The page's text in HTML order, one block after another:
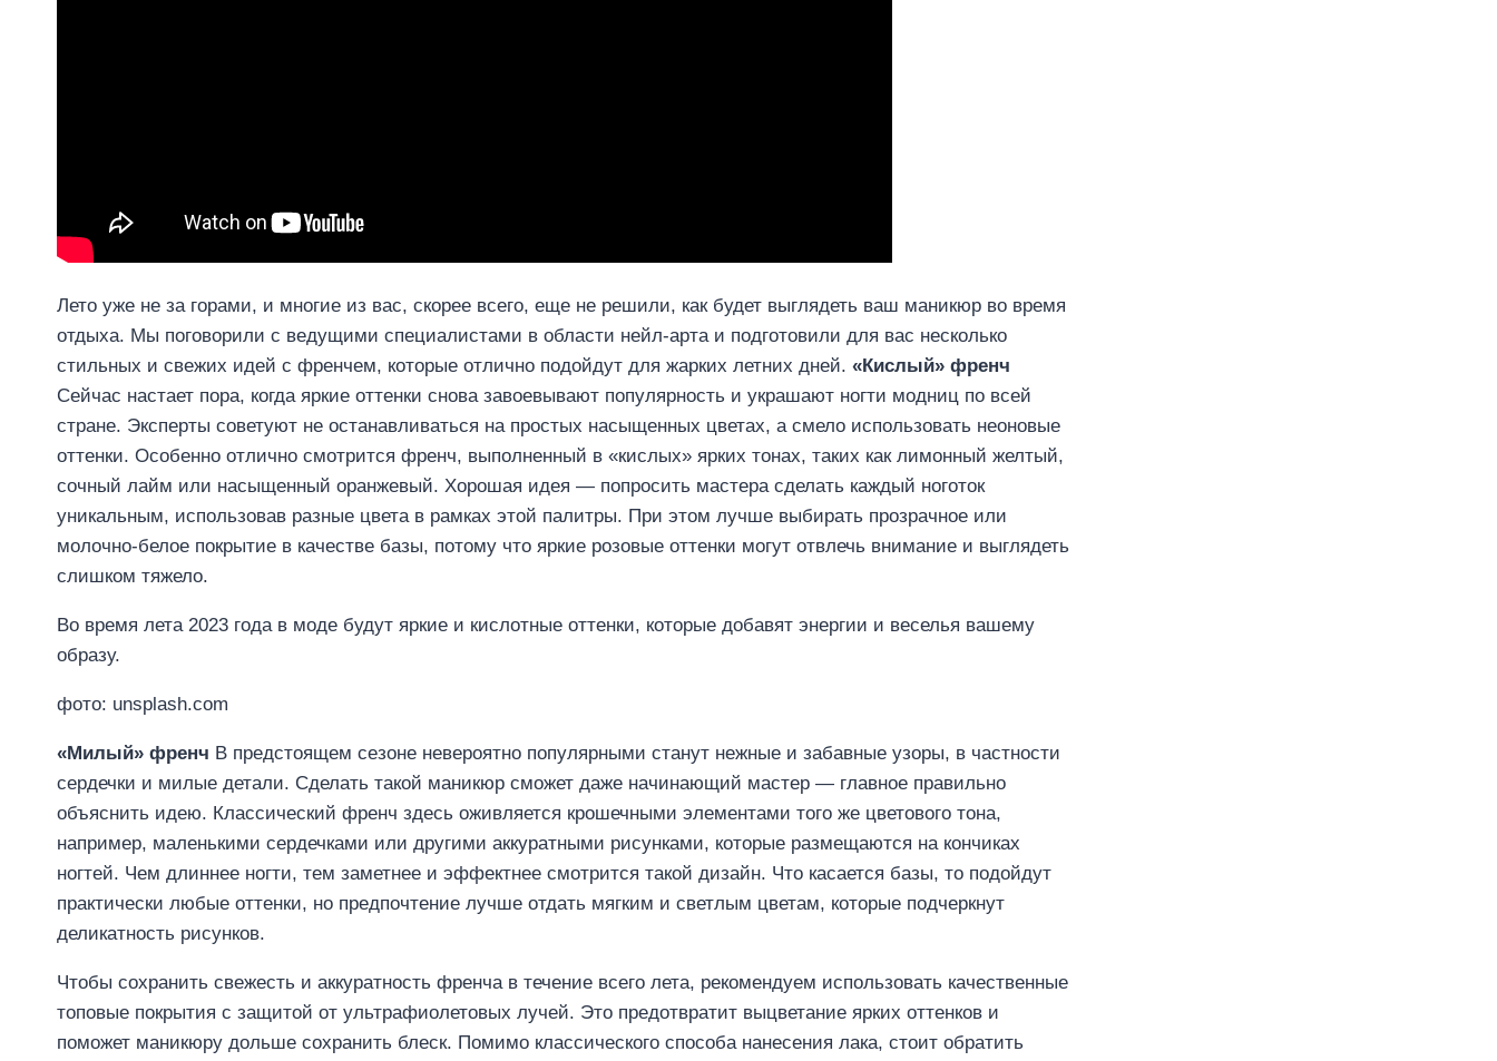
Лето уже не за горами, и многие из вас, скорее всего, еще не решили, как будет выглядеть ваш маникюр во время
отдыха. Мы поговорили с ведущими специалистами в области нейл-арта и подготовили для вас несколько
стильных и свежих идей с френчем, которые отлично подойдут для жарких летних дней. «Кислый» френч
Сейчас настает пора, когда яркие оттенки снова завоевывают популярность и украшают ногти модниц по всей
стране. Эксперты советуют не останавливаться на простых насыщенных цветах, а смело использовать неоновые
оттенки. Особенно отлично смотрится френч, выполненный в «кислых» ярких тонах, таких как лимонный желтый,
сочный лайм или насыщенный оранжевый. Хорошая идея — попросить мастера сделать каждый ноготок
уникальным, использовав разные цвета в рамках этой палитры. При этом лучше выбирать прозрачное или
молочно-белое покрытие в качестве базы, потому что яркие розовые оттенки могут отвлечь внимание и выглядеть
слишком тяжело.
Во время лета 2023 года в моде будут яркие и кислотные оттенки, которые добавят энергии и веселья вашему
образу.
фото: unsplash.com
«Милый» френч В предстоящем сезоне невероятно популярными станут нежные и забавные узоры, в частности
сердечки и милые детали. Сделать такой маникюр сможет даже начинающий мастер — главное правильно
объяснить идею. Классический френч здесь оживляется крошечными элементами того же цветового тона,
например, маленькими сердечками или другими аккуратными рисунками, которые размещаются на кончиках
ногтей. Чем длиннее ногти, тем заметнее и эффектнее смотрится такой дизайн. Что касается базы, то подойдут
практически любые оттенки, но предпочтение лучше отдать мягким и светлым цветам, которые подчеркнут
деликатность рисунков.
Чтобы сохранить свежесть и аккуратность френча в течение всего лета, рекомендуем использовать качественные
топовые покрытия с защитой от ультрафиолетовых лучей. Это предотвратит выцветание ярких оттенков и
поможет маникюру дольше сохранить блеск. Помимо классического способа нанесения лака, стоит обратить